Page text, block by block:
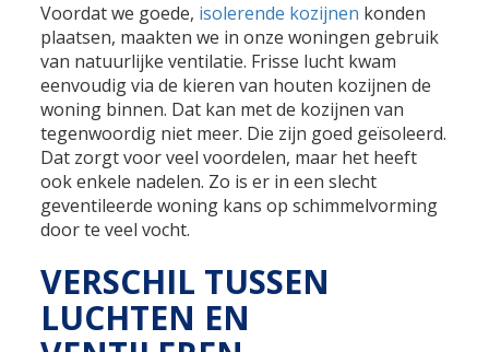
Voordat we goede, isolerende kozijnen konden
plaatsen, maakten we in onze woningen gebruik
van natuurlijke ventilatie. Frisse lucht kwam
eenvoudig via de kieren van houten kozijnen de
woning binnen. Dat kan met de kozijnen van
tegenwoordig niet meer. Die zijn goed geïsoleerd.
Dat zorgt voor veel voordelen, maar het heeft
ook enkele nadelen. Zo is er in een slecht
geventileerde woning kans op schimmelvorming
door te veel vocht.
VERSCHIL TUSSEN
LUCHTEN EN